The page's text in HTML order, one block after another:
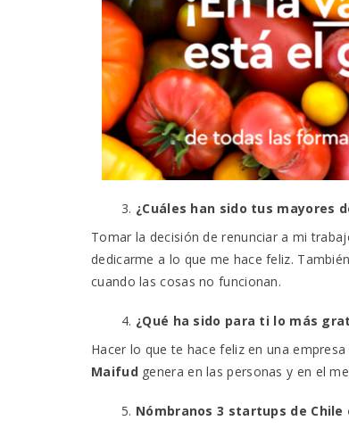
¿Cuáles han sido tus mayores
Tomar la decisión de renunciar a mi
dedicarme a lo que me hace feliz. También
cuando las cosas no funcionan.
¿Qué ha sido para ti lo más
Hacer lo que te hace feliz en una
Maifudgenera en las personas y en el
Nómbranos 3 startups de